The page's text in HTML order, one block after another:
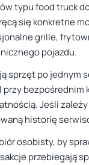
typu food truck
się konkretne
grille,
pojazdu.
sprzęt po jednym
bezpośrednim
Jeśli
historię
osobisty, by
przebiegają